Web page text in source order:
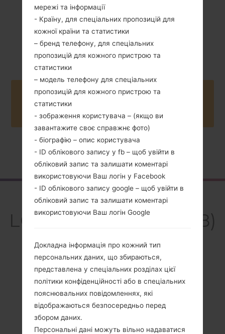
Unknown
Buy accessories on Amazon
Головна →Серія → LG L70 → LGD320G8
Огляд
LGD320G8(LGD320G8)
akaLG L70
Порівняти
мережі та інформації
- Країну, для спеціальних пропозицій для
кожної країни та статистики
– бренд телефону, для спеціальних
пропозицій для кожного пристрою та
статистики
– модель телефону для спеціальних
пропозицій для кожного пристрою та
статистики
- зображення користувача – (якщо ви
завантажите своє справжнє фото)
- біографію – опис користувача
- ID облікового запису у fb – щоб увійти в
обліковий запис та залишати коментарі
використовуючи Ваш логін у Facebook
- ID облікового запису google – щоб увійти в
обліковий запис та залишати коментарі
використовуючи Ваш логін Google
Докладна інформація про кожний тип
персональних даних, що збираються,
представлена у спеціальних розділах цієї
політики конфіденційності або в спеціальних
пояснювальних повідомленнях, які
відображаються безпосередньо перед
збором даних.
Персональні дані можуть вільно надаватися